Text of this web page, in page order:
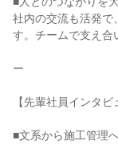
社内の交流も活発で
す。チームで支え合
ー
【先輩社員インタビ
■文系から施工管理